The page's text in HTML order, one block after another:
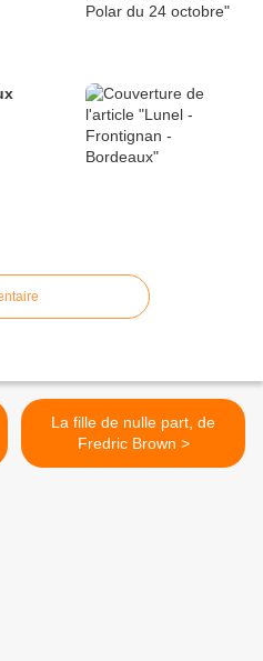
La fille de nulle part, de
Fredric Brown >